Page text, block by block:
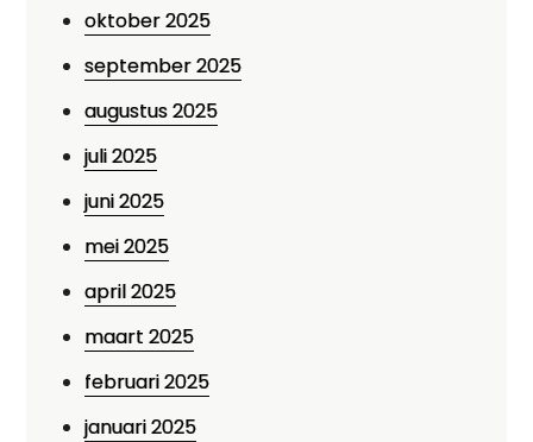
oktober 2025
september 2025
augustus 2025
juli 2025
juni 2025
mei 2025
april 2025
maart 2025
februari 2025
januari 2025